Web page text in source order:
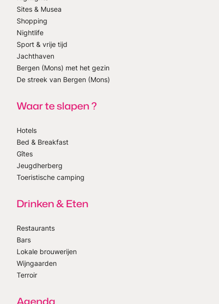
Sites & Musea
Shopping
Nightlife
Sport & vrije tijd
Jachthaven
Bergen (Mons) met het gezin
De streek van Bergen (Mons)
Waar te slapen ?
Hotels
Bed & Breakfast
Gîtes
Jeugdherberg
Toeristische camping
Drinken & Eten
Restaurants
Bars
Lokale brouwerijen
Wijngaarden
Terroir
Agenda